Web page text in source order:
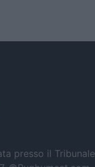
presso il Tribunale